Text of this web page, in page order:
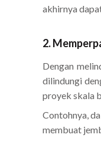
akhirnya
2.
Dengan
dilindungi
proyek skala
Contohnya,
membuat